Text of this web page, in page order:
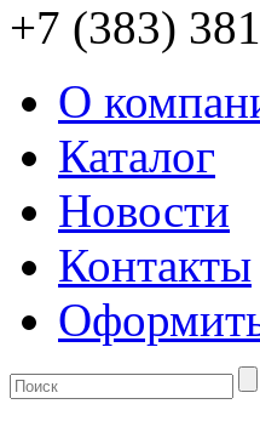
+7 (383)
О
Каталог
Новости
Контакты